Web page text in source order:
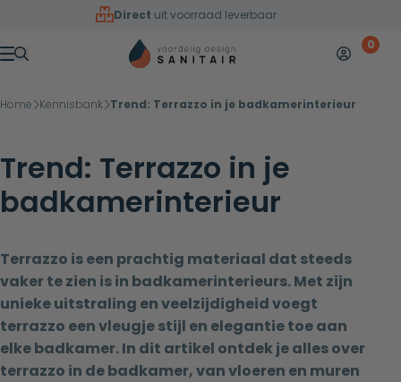
Overslaan naar inhoud
Direct uit voorraad leverbaar
Menu
Mijn 0
Home Kennisbank Trend: Terrazzo in je badkamerinterieur
Trend: Terrazzo in je
badkamerinterieur
Terrazzo is een prachtig materiaal dat steeds
vaker te zien is in badkamerinterieurs. Met zijn
unieke uitstraling en veelzijdigheid voegt
terrazzo een vleugje stijl en elegantie toe aan
elke badkamer. In dit artikel ontdek je alles over
terrazzo in de badkamer, van vloeren en muren